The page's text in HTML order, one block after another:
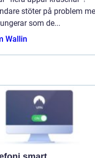
stöter på problem
som de...
Wallin